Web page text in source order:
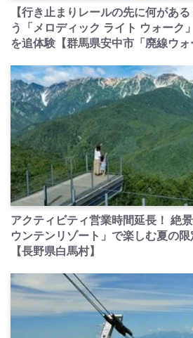
【行き止まりレールの先に何があ
う「メロディック ライト ウォーク
を追体験【群馬県安中市「廃線ウォ
アクティビティ営業時間延長！ 絶
ウンテンリゾート」で楽しむ夏の
【長野県白馬村】